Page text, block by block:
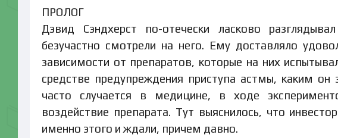
ПРОЛОГ
Дэвид Сэндхерст по-отечески ласково
безучастно смотрели на него. Ему доставляло
зависимости от препаратов, которые на них
средстве предупреждения приступа астмы, каким
часто случается в медицине, в ходе
воздействие препарата. Тут выяснилось, что
именно этого и ждали, причем давно.